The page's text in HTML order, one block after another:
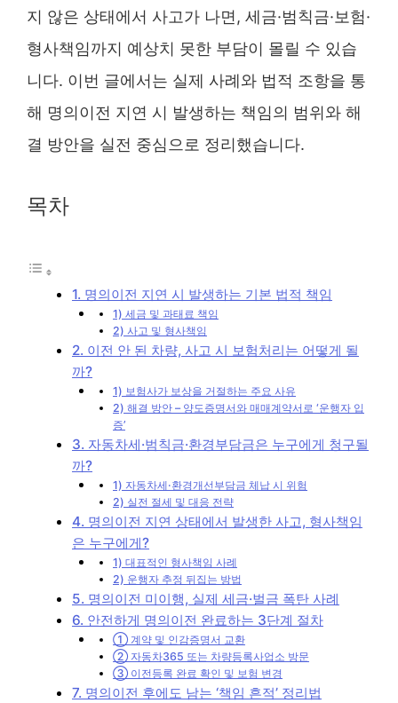
지 않은 상태에서 사고가 나면, 세금·범칙금·보험·
형사책임까지 예상치 못한 부담이 몰릴 수 있습
니다. 이번 글에서는 실제 사례와 법적 조항을 통
해 명의이전 지연 시 발생하는 책임의 범위와 해
결 방안을 실전 중심으로 정리했습니다.
목차
1. 명의이전 지연 시 발생하는 기본 법적 책임
1) 세금 및 과태료 책임
2) 사고 및 형사책임
2. 이전 안 된 차량, 사고 시 보험처리는 어떻게 될
까?
1) 보험사가 보상을 거절하는 주요 사유
2) 해결 방안 – 양도증명서와 매매계약서로 ‘운행자 입
증’
3. 자동차세·범칙금·환경부담금은 누구에게 청구될
까?
1) 자동차세·환경개선부담금 체납 시 위험
2) 실전 절세 및 대응 전략
4. 명의이전 지연 상태에서 발생한 사고, 형사책임
은 누구에게?
1) 대표적인 형사책임 사례
2) 운행자 추정 뒤집는 방법
5. 명의이전 미이행, 실제 세금·벌금 폭탄 사례
6. 안전하게 명의이전 완료하는 3단계 절차
① 계약 및 인감증명서 교환
② 자동차365 또는 차량등록사업소 방문
③ 이전등록 완료 확인 및 보험 변경
7. 명의이전 후에도 남는 ‘책임 흔적’ 정리법